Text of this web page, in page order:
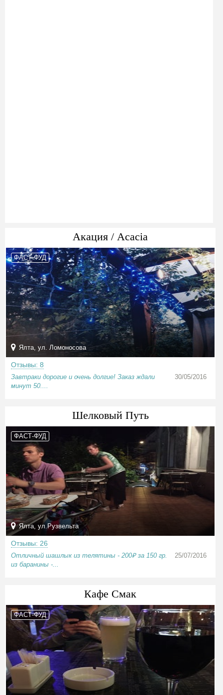
Акация / Acacia
ФАСТ-ФУД
Ялта, ул. Ломоносова
Отзывы: 8
Завтраки дорогие и очень долгие! Заказ ждали
минут 50....
30/05/2016
Шелковый Путь
ФАСТ-ФУД
Ялта, ул.Рузвельта
Отзывы: 26
Отличный шашлык из телятины - 200₽ за 150 гр.
из баранины -...
25/07/2016
Кафе Смак
ФАСТ-ФУД